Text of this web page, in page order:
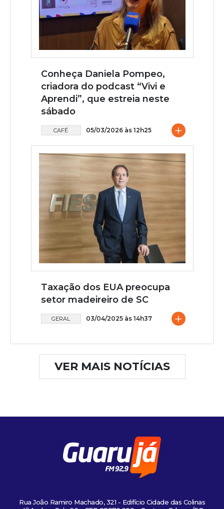
Conheça Daniela Pompeo,
criadora do podcast “Vivi e
Aprendi”, que estreia neste
sábado
CAFÉ 05/03/2026 às 12h25 +
Taxação dos EUA preocupa
setor madeireiro de SC
GERAL 03/04/2025 às 14h37 +
VER MAIS NOTÍCIAS
Rua João Ramiro Machado, 321 - Edifício Cidade das Colinas